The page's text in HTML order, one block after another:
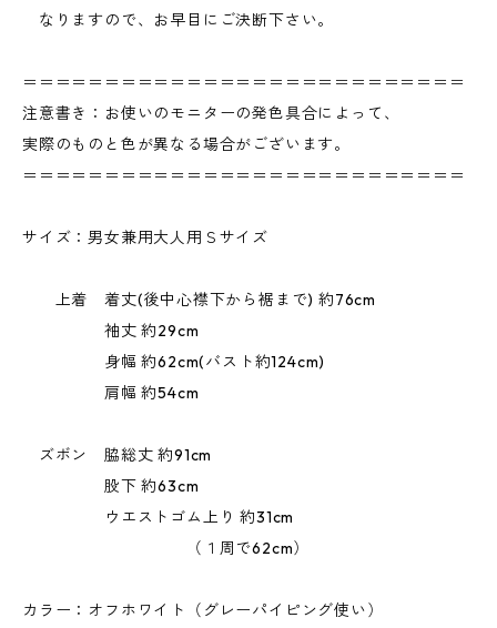
なりますので、お早目にご決断下さい。
＝＝＝＝＝＝＝＝＝＝＝＝＝＝＝＝＝＝＝＝＝＝＝＝＝＝＝
注意書き：お使いのモニターの発色具合によって、
実際のものと色が異なる場合がございます。
＝＝＝＝＝＝＝＝＝＝＝＝＝＝＝＝＝＝＝＝＝＝＝＝＝＝＝
サイズ：男女兼用大人用Ｓサイズ
上着 着丈(後中心襟下から裾まで) 約76cm
袖丈 約29cm
身幅 約62cm(バスト約124cm)
肩幅 約54cm
ズボン 脇総丈 約91cm
股下 約63cm
ウエストゴム上り 約31cm
（１周で62cm）
カラー：オフホワイト（グレーパイピング使い）